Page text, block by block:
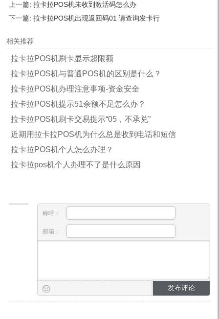
上一篇: 拉卡拉POS机未收到激活码怎么办
下一篇: 拉卡拉POS机出现返回码01 请查询发卡行
相关推荐
拉卡拉POS机刷卡显示超限额
拉卡拉POS机与普通POS机的区别是什么？
拉卡拉POS机办理注意事项-资金安全
拉卡拉POS机提示51余额不足怎么办？
拉卡拉POS机刷卡交易提示“05，不承兑”
近期用拉卡拉POS机为什么总是收到电话和短信
拉卡拉POS机个人怎么办理？
拉卡拉pos机个人办理不了是什么原因
称呼：
邮箱：